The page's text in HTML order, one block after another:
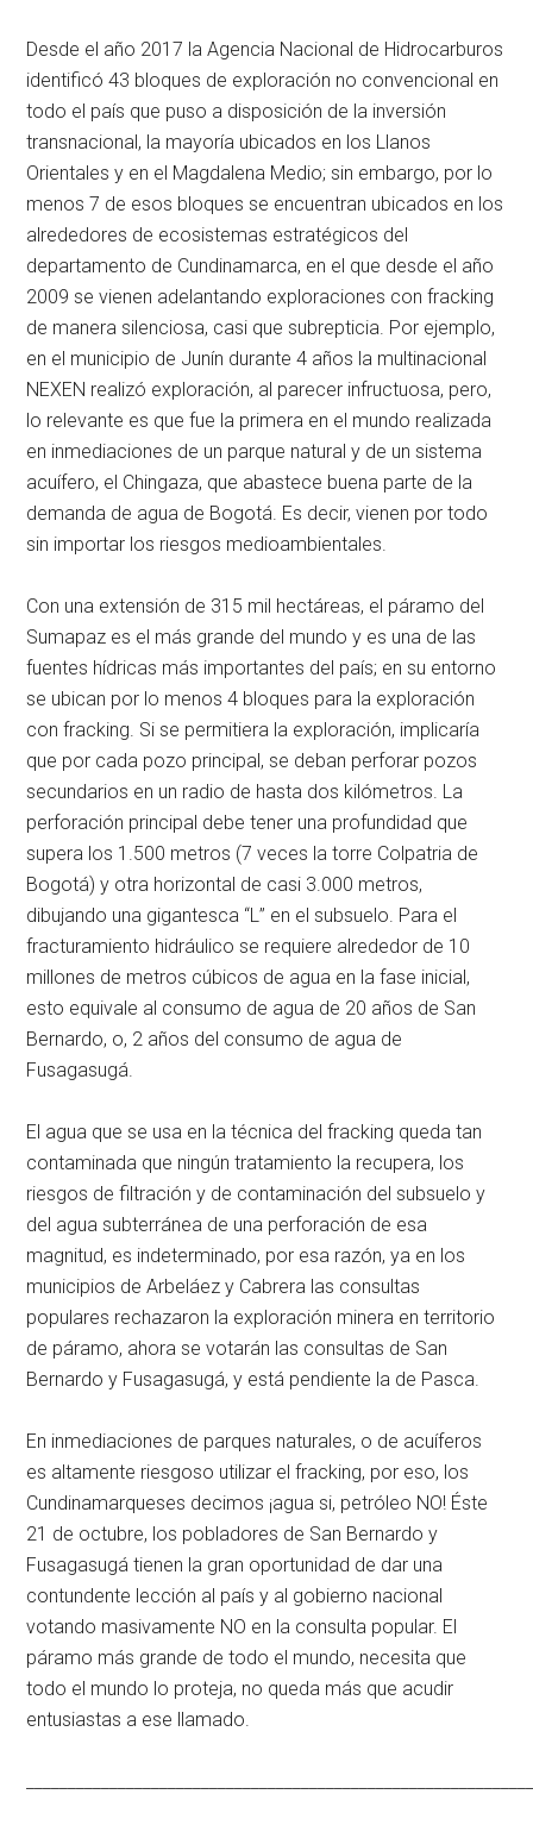
Desde el año 2017 la Agencia Nacional de Hidrocarburos
identificó 43 bloques de exploración no convencional en
todo el país que puso a disposición de la inversión
transnacional, la mayoría ubicados en los Llanos
Orientales y en el Magdalena Medio; sin embargo, por lo
menos 7 de esos bloques se encuentran ubicados en los
alrededores de ecosistemas estratégicos del
departamento de Cundinamarca, en el que desde el año
2009 se vienen adelantando exploraciones con fracking
de manera silenciosa, casi que subrepticia. Por ejemplo,
en el municipio de Junín durante 4 años la multinacional
NEXEN realizó exploración, al parecer infructuosa, pero,
lo relevante es que fue la primera en el mundo realizada
en inmediaciones de un parque natural y de un sistema
acuífero, el Chingaza, que abastece buena parte de la
demanda de agua de Bogotá. Es decir, vienen por todo
sin importar los riesgos medioambientales.
Con una extensión de 315 mil hectáreas, el páramo del
Sumapaz es el más grande del mundo y es una de las
fuentes hídricas más importantes del país; en su entorno
se ubican por lo menos 4 bloques para la exploración
con fracking. Si se permitiera la exploración, implicaría
que por cada pozo principal, se deban perforar pozos
secundarios en un radio de hasta dos kilómetros. La
perforación principal debe tener una profundidad que
supera los 1.500 metros (7 veces la torre Colpatria de
Bogotá) y otra horizontal de casi 3.000 metros,
dibujando una gigantesca “L” en el subsuelo. Para el
fracturamiento hidráulico se requiere alrededor de 10
millones de metros cúbicos de agua en la fase inicial,
esto equivale al consumo de agua de 20 años de San
Bernardo, o, 2 años del consumo de agua de
Fusagasugá.
El agua que se usa en la técnica del fracking queda tan
contaminada que ningún tratamiento la recupera, los
riesgos de filtración y de contaminación del subsuelo y
del agua subterránea de una perforación de esa
magnitud, es indeterminado, por esa razón, ya en los
municipios de Arbeláez y Cabrera las consultas
populares rechazaron la exploración minera en territorio
de páramo, ahora se votarán las consultas de San
Bernardo y Fusagasugá, y está pendiente la de Pasca.
En inmediaciones de parques naturales, o de acuíferos
es altamente riesgoso utilizar el fracking, por eso, los
Cundinamarqueses decimos ¡agua si, petróleo NO! Éste
21 de octubre, los pobladores de San Bernardo y
Fusagasugá tienen la gran oportunidad de dar una
contundente lección al país y al gobierno nacional
votando masivamente NO en la consulta popular. El
páramo más grande de todo el mundo, necesita que
todo el mundo lo proteja, no queda más que acudir
entusiastas a ese llamado.